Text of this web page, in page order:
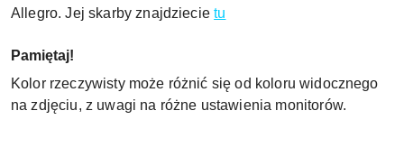
Allegro. Jej skarby znajdziecietu
Pamiętaj!
Kolor rzeczywisty może różnić się od koloru widocznego
na zdjęciu, z uwagi na różne ustawienia monitorów.